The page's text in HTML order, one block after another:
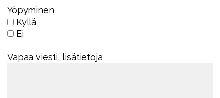
Yöpyminen
Kyllä
Ei
Vapaa viesti, lisätietoja